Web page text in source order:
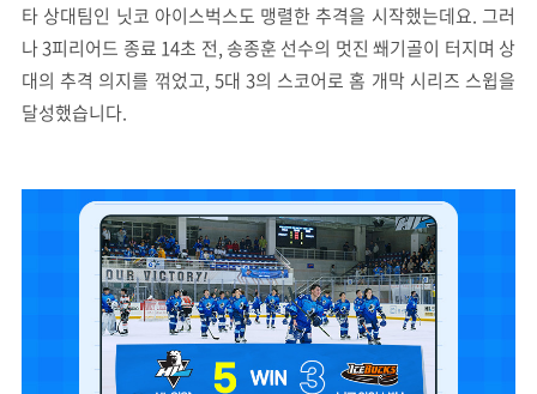
타 상대팀인 닛코 아이스벅스도 맹렬한 추격을 시작했는데요. 그러
나 3피리어드 종료 14초 전, 송종훈 선수의 멋진 쐐기골이 터지며 상
대의 추격 의지를 꺾었고, 5대 3의 스코어로 홈 개막 시리즈 스윕을
달성했습니다.